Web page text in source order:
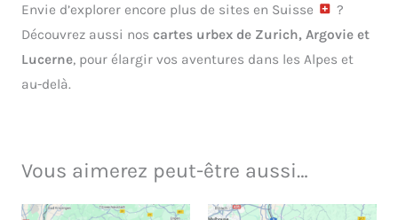
Envie d’explorer encore plus de sites en Suisse
?
Découvrez aussi nos cartes urbex de Zurich, Argovie et
Lucerne, pour élargir vos aventures dans les Alpes et
au-delà.
Vous aimerez peut-être aussi…